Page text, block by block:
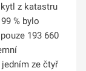
z katastru
% bylo
193 660
ze čtyř